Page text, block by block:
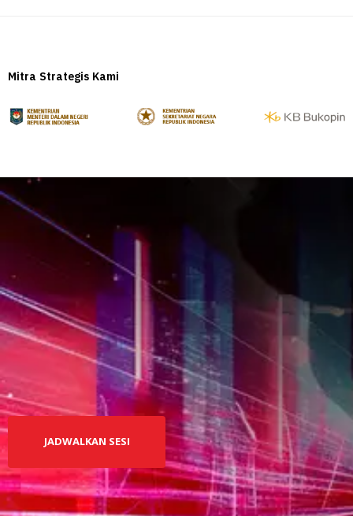
Mitra Strategis Kami
Siap diskusi lebih lanjut?
Jadwalkan sesi konsultasi
dengan tim INOTAL
sekarang.
JADWALKAN SESI